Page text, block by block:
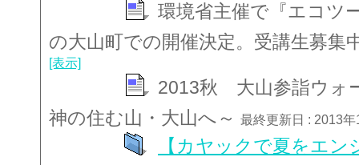
環境省主催で『エコツ
の大山町での開催決定。受講生募集
[表示]
2013秋 大山参詣ウォ
神の住む山・大山へ～
最終更新日 : 2013
【カヤックで夏をエ